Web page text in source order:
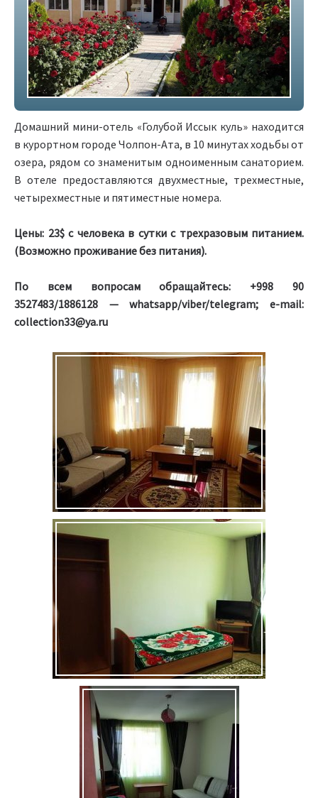
Домашний мини-отель «Голубой Иссык куль» находится
в курортном городе Чолпон-Ата, в 10 минутах ходьбы от
озера, рядом со знаменитым одноименным санаторием.
В отеле предоставляются двухместные, трехместные,
четырехместные и пятиместные номера.
Цены: 23$ с человека в сутки с трехразовым питанием.
(Возможно проживание без питания).
По всем вопросам обращайтесь: +998 90
3527483/1886128 — whatsapp/viber/telegram; e-mail:
collection33@ya.ru